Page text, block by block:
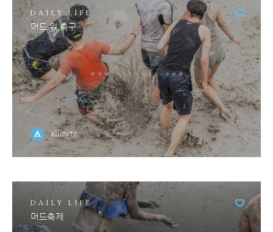
DAILY LIFE
머드 위 축구
allowto
DAILY LIFE
머드축제